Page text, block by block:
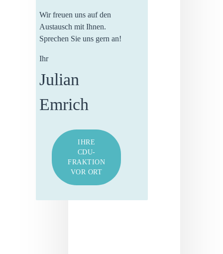
Wir freuen uns auf den
Austausch mit Ihnen.
Sprechen Sie uns gern an!
Ihr
Julian
Emrich
IHRE
CDU-
FRAKTION
VOR ORT